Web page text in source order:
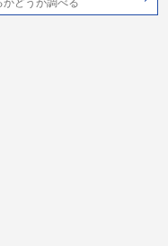
どうか調べる